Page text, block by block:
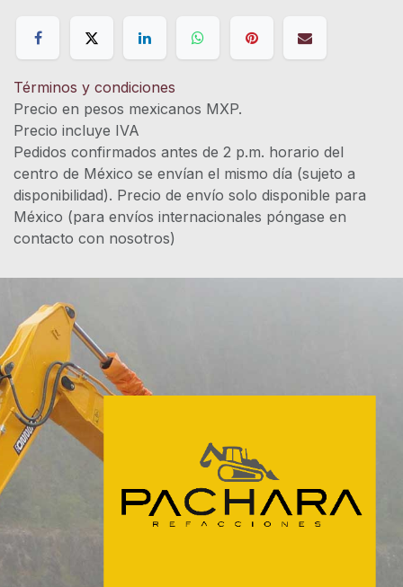
Términos y condiciones
Precio en pesos mexicanos MXP.
Precio incluye IVA
Pedidos confirmados antes de 2 p.m. horario del
centro de México se envían el mismo día (sujeto a
disponibilidad). Precio de envío solo disponible para
México (para envíos internacionales póngase en
contacto con nosotros)